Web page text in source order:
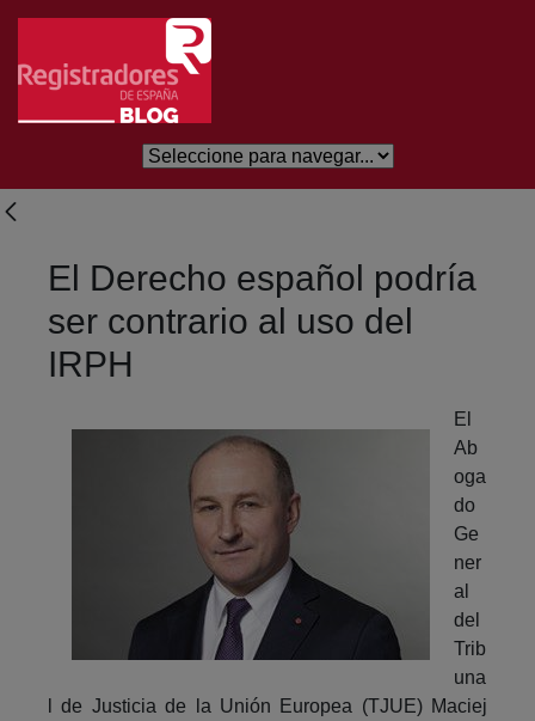
Saltar al contenido principal
El Derecho español podría
ser contrario al uso del
IRPH
El
Ab
oga
do
Ge
ner
al
del
Trib
una
l de Justicia de la Unión Europea (TJUE) Maciej